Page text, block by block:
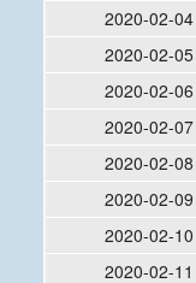
2020-02-04
2020-02-05
2020-02-06
2020-02-07
2020-02-08
2020-02-09
2020-02-10
2020-02-11